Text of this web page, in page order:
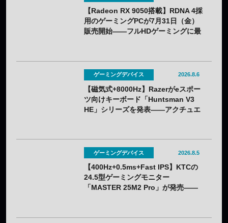
【Radeon RX 9050搭載】RDNA 4採
用のゲーミングPCが7月31日（金）
販売開始——フルHDゲーミングに最
ゲーミングデバイス 2026.8.6
【磁気式+8000Hz】Razerがeスポー
ツ向けキーボード「Huntsman V3
HE」シリーズを発表——アクチュエ
ゲーミングデバイス 2026.8.5
【400Hz+0.5ms+Fast IPS】KTCの
24.5型ゲーミングモニター
「MASTER 25M2 Pro」が発売——